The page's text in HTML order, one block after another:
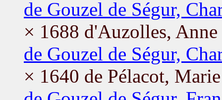
de Gouzel de Ségur,
× 1688 d'Auzolles, Anne
de Gouzel de Ségur,
× 1640 de Pélacot, Marie